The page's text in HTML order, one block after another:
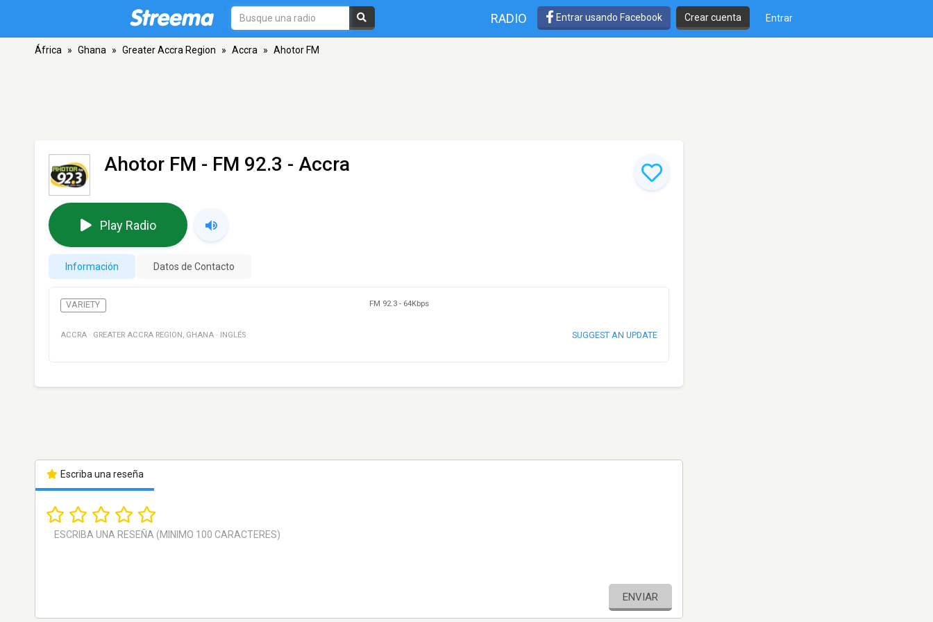
RADIO Entrar usando Facebook Crear cuenta Entrar
África » Ghana » Greater Accra Region » Accra » Ahotor FM
Ahotor FM - FM 92.3 - Accra
Play Radio
Información Datos de Contacto
VARIETY FM 92.3 - 64Kbps
ACCRA · GREATER ACCRA REGION , GHANA · INGLÉS SUGGEST AN UPDATE
Escriba una reseña
ENVIAR